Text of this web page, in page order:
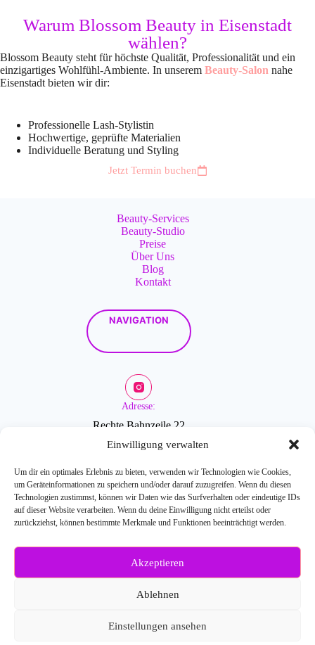
Einwilligung verwalten
Um dir ein optimales Erlebnis zu bieten, verwenden wir Technologien wie Cookies,
um Geräteinformationen zu speichern und/oder darauf zuzugreifen. Wenn du diesen
Technologien zustimmst, können wir Daten wie das Surfverhalten oder eindeutige IDs
auf dieser Website verarbeiten. Wenn du deine Einwilligung nicht erteilst oder
zurückziehst, können bestimmte Merkmale und Funktionen beeinträchtigt werden.
Akzeptieren
Ablehnen
Einstellungen ansehen
Warum Blossom Beauty in Eisenstadt
wählen?
Blossom Beauty steht für höchste Qualität, Professionalität und ein
einzigartiges Wohlfühl-Ambiente. In unserem Beauty-Salon nahe
Eisenstadt bieten wir dir:
Professionelle Lash-Stylistin
Hochwertige, geprüfte Materialien
Individuelle Beratung und Styling
Jetzt Termin buchen
Beauty-Services
Beauty-Studio
Preise
Über Uns
Blog
Kontakt
NAVIGATION
Adresse:
Rechte Bahnzeile 22
Öffnungszeiten:
Weitere Fragen?
Kontaktiere uns:
Telefonnr.: 0676/6086527